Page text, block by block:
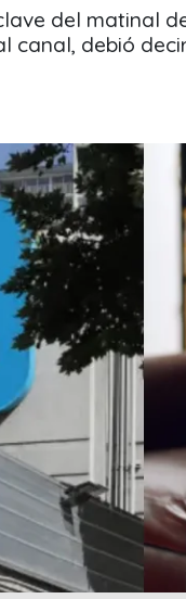
del matinal
canal, debió